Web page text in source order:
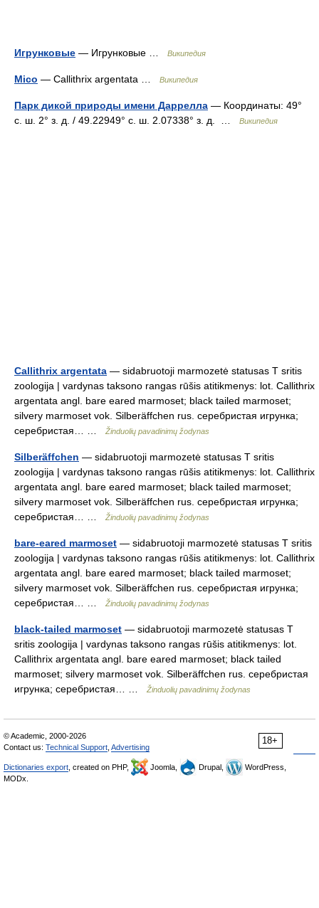
Игрунковые — Игрунковые … Википедия
Mico — Callithrix argentata … Википедия
Парк дикой природы имени Даррелла — Координаты: 49°
с. ш. 2° з. д. / 49.22949° с. ш. 2.07338° з. д. …
Википедия
Callithrix argentata — sidabruotoji marmozetė statusas T sritis
zoologija | vardynas taksono rangas rūšis atitikmenys: lot. Callithrix
argentata angl. bare eared marmoset; black tailed marmoset;
silvery marmoset vok. Silberäffchen rus. серебристая игрунка;
серебристая… …
Žinduolių pavadinimų žodynas
Silberäffchen — sidabruotoji marmozetė statusas T sritis
zoologija | vardynas taksono rangas rūšis atitikmenys: lot. Callithrix
argentata angl. bare eared marmoset; black tailed marmoset;
silvery marmoset vok. Silberäffchen rus. серебристая игрунка;
серебристая… …
Žinduolių pavadinimų žodynas
bare-eared marmoset — sidabruotoji marmozetė statusas T sritis
zoologija | vardynas taksono rangas rūšis atitikmenys: lot. Callithrix
argentata angl. bare eared marmoset; black tailed marmoset;
silvery marmoset vok. Silberäffchen rus. серебристая игрунка;
серебристая… …
Žinduolių pavadinimų žodynas
black-tailed marmoset — sidabruotoji marmozetė statusas T
sritis zoologija | vardynas taksono rangas rūšis atitikmenys: lot.
Callithrix argentata angl. bare eared marmoset; black tailed
marmoset; silvery marmoset vok. Silberäffchen rus. серебристая
игрунка; серебристая… …
Žinduolių pavadinimų žodynas
18+
© Academic, 2000-2026
Contact us: Technical Support Advertising
Dictionaries export , created on PHP, Joomla, Drupal,
WordPress,
MODx.